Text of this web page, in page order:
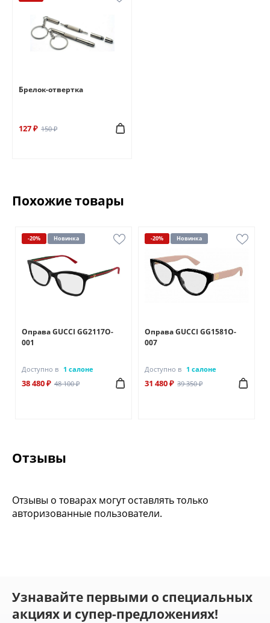
Брелок-отвертка
127 ₽ 150 ₽
Похожие товары
-20% Новинка
Оправа GUCCI GG2117O-
001
Доступно в 1 салоне
38 480 ₽ 48 100 ₽
-20% Новинка
Оправа GUCCI GG1581O-
007
Доступно в 1 салоне
31 480 ₽ 39 350 ₽
Отзывы
Отзывы о товарах могут оставлять только
авторизованные пользователи.
Узнавайте первыми о специальных
акциях и супер-предложениях!